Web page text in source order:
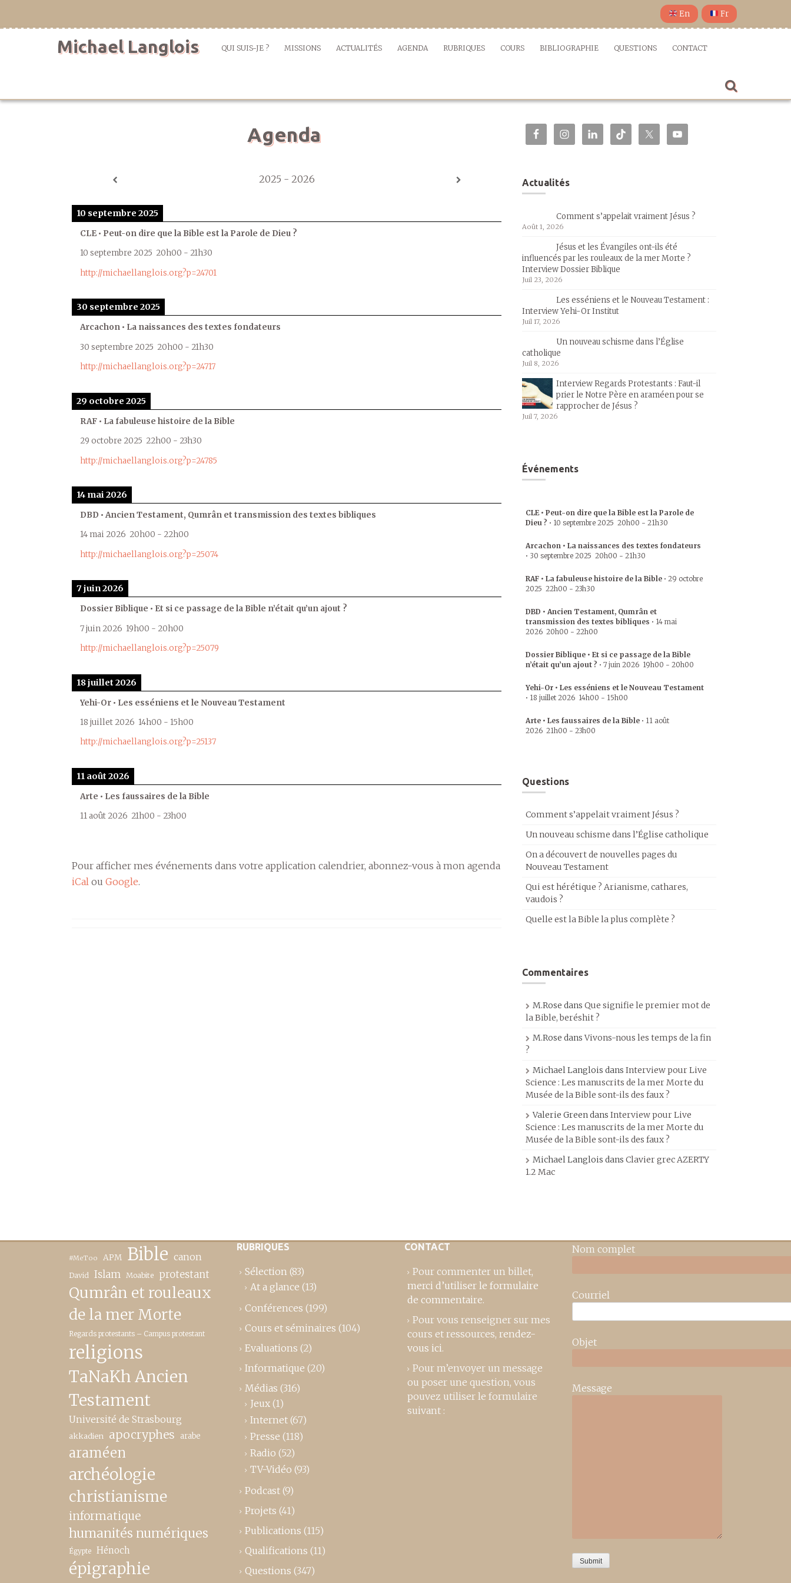
En Fr
Michael Langlois QUI SUIS-JE ? MISSIONS ACTUALITÉS AGENDA RUBRIQUES COURS BIBLIOGRAPHIE QUESTIONS CONTACT
Agenda
2025 - 2026
10 septembre 2025
CLE • Peut-on dire que la Bible est la Parole de Dieu ?
10 septembre 2025 20h00 - 21h30
http://michaellanglois.org?p=24701
30 septembre 2025
Arcachon • La naissances des textes fondateurs
30 septembre 2025 20h00 - 21h30
http://michaellanglois.org?p=24717
29 octobre 2025
RAF • La fabuleuse histoire de la Bible
29 octobre 2025 22h00 - 23h30
http://michaellanglois.org?p=24785
14 mai 2026
DBD • Ancien Testament, Qumrân et transmission des textes bibliques
14 mai 2026 20h00 - 22h00
http://michaellanglois.org?p=25074
7 juin 2026
Dossier Biblique • Et si ce passage de la Bible n’était qu’un ajout ?
7 juin 2026 19h00 - 20h00
http://michaellanglois.org?p=25079
18 juillet 2026
Yehi-Or • Les esséniens et le Nouveau Testament
18 juillet 2026 14h00 - 15h00
http://michaellanglois.org?p=25137
11 août 2026
Arte • Les faussaires de la Bible
11 août 2026 21h00 - 23h00
Pour afficher mes événements dans votre application calendrier, abonnez-vous à mon agenda
iCal ou Google.
Actualités
Comment s’appelait vraiment Jésus ?
Août 1, 2026
Jésus et les Évangiles ont-ils été
influencés par les rouleaux de la mer Morte ?
Interview Dossier Biblique
Juil 23, 2026
Les esséniens et le Nouveau Testament :
Interview Yehi-Or Institut
Juil 17, 2026
Un nouveau schisme dans l’Église
catholique
Juil 8, 2026
Interview Regards Protestants : Faut-il
prier le Notre Père en araméen pour se
rapprocher de Jésus ?
Juil 7, 2026
Événements
CLE • Peut-on dire que la Bible est la Parole de
Dieu ? • 10 septembre 2025 20h00 - 21h30
Arcachon • La naissances des textes fondateurs
• 30 septembre 2025 20h00 - 21h30
RAF • La fabuleuse histoire de la Bible • 29 octobre
2025 22h00 - 23h30
DBD • Ancien Testament, Qumrân et
transmission des textes bibliques • 14 mai
2026 20h00 - 22h00
Dossier Biblique • Et si ce passage de la Bible
n’était qu’un ajout ? • 7 juin 2026 19h00 - 20h00
Yehi-Or • Les esséniens et le Nouveau Testament
• 18 juillet 2026 14h00 - 15h00
Arte • Les faussaires de la Bible • 11 août
2026 21h00 - 23h00
Questions
Comment s’appelait vraiment Jésus ?
Un nouveau schisme dans l’Église catholique
On a découvert de nouvelles pages du
Nouveau Testament
Qui est hérétique ? Arianisme, cathares,
vaudois ?
Quelle est la Bible la plus complète ?
Commentaires
M.Rose dans Que signifie le premier mot de
la Bible, beréshit ?
M.Rose dansVivons-nous les temps de la fin
?
Michael Langlois dans Interview pour Live
Science : Les manuscrits de la mer Morte du
Musée de la Bible sont-ils des faux ?
Valerie Greendans Interview pour Live
Science : Les manuscrits de la mer Morte du
Musée de la Bible sont-ils des faux ?
Michael Langlois dans Clavier grec AZERTY
1.2 Mac
#MeToo APM Bible canon
David Islam Moabite protestant
Qumrân et rouleaux
de la mer Morte
Regards protestants – Campus protestant
religions
TaNaKh Ancien
Testament
Université de Strasbourg
akkadien apocryphes arabe
araméen
archéologie
christianisme
informatique
humanités numériques
Égypte Hénoch
épigraphie
RUBRIQUES
Sélection (83)
At a glance (13)
Conférences (199)
Cours et séminaires (104)
Evaluations (2)
Informatique (20)
Médias (316)
Jeux (1)
Internet (67)
Presse (118)
Radio (52)
TV-Vidéo (93)
Podcast (9)
Projets (41)
Publications (115)
Qualifications (11)
Questions (347)
CONTACT
Pour commenter un billet,
merci d’utiliser le formulaire
de commentaire.
Pour vous renseigner sur mes
cours et ressources, rendez-
vous ici.
Pour m’envoyer un message
ou poser une question, vous
pouvez utiliser le formulaire
suivant :
Nom complet
Courriel
Objet
Message